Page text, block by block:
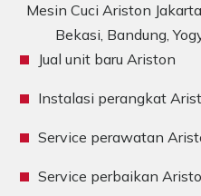
Mesin Cuci Ariston
Bekasi, Bandung,
Jual unit baru Ariston
Instalasi perangkat
Service perawatan
Service perbaikan